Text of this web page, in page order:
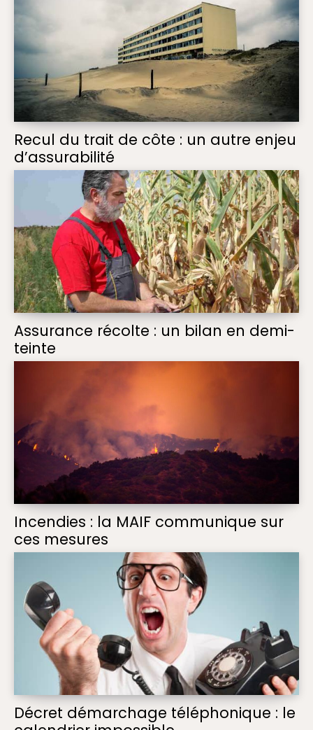
Recul du trait de côte : un autre enjeu
d’assurabilité
Assurance récolte : un bilan en demi-
teinte
Incendies : la MAIF communique sur
ces mesures
Décret démarchage téléphonique : le